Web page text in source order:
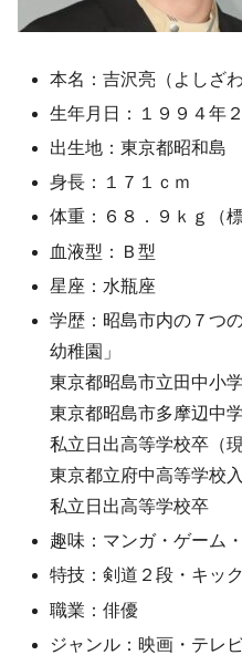
本名：吉沢亮（よしざわ
生年月日：１９９４年
出生地：東京都昭和島
身長：１７１ｃｍ
体重：６８．９ｋｇ（
血液型：Ｂ型
星座：水瓶座
学歴：昭島市内の７つ
幼稚園」
東京都昭島市立田中小
東京都昭島市多摩辺中
私立日出高等学校卒（
東京都立府中高等学校
私立日出高等学校卒
趣味：マンガ・ゲーム
特技：剣道２段・キッ
職業：俳優
ジャンル：映画・テレ